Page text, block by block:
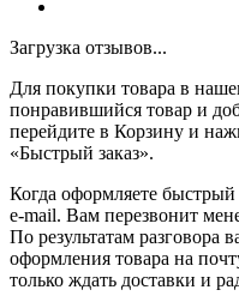
Загрузка отзывов...
Для покупки товара в
понравившийся товар и
перейдите в Корзину и
«Быстрый заказ».
Когда оформляете
e-mail. Вам перезвонит
По результатам разговора
оформления товара на
только ждать доставки и